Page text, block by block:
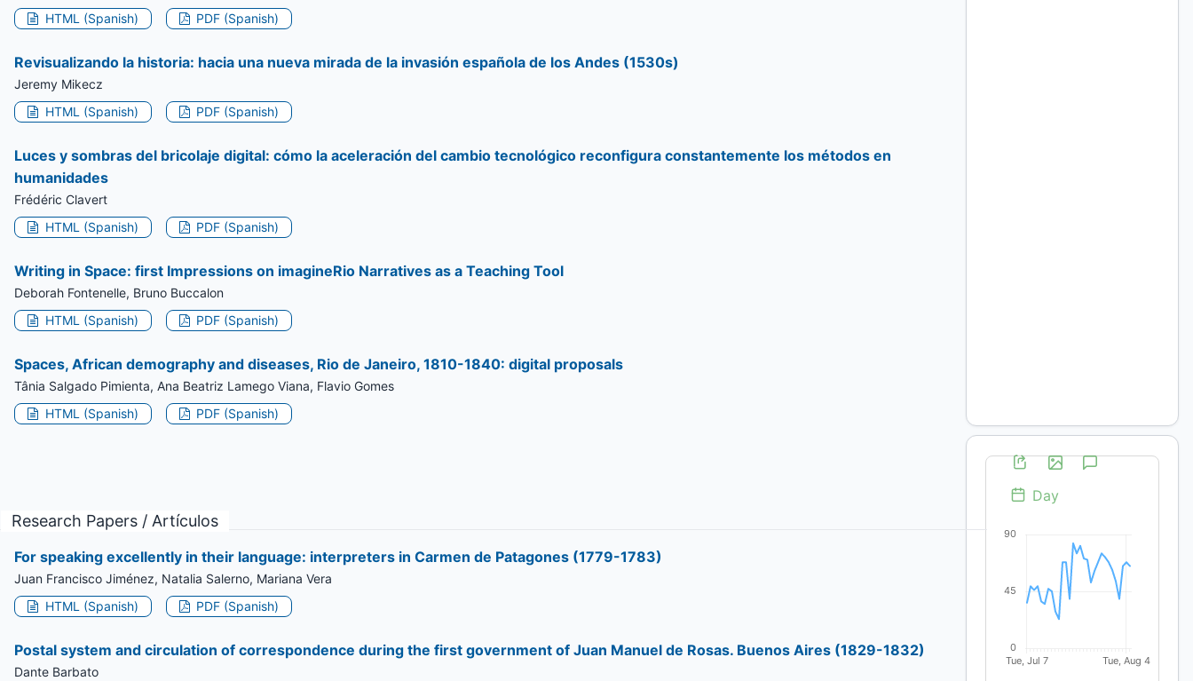
HTML (Spanish)
PDF (Spanish)
Revisualizando la historia: hacia una nueva mirada de la invasión española de los Andes (1530s)
Jeremy Mikecz
HTML (Spanish)
PDF (Spanish)
Luces y sombras del bricolaje digital: cómo la aceleración del cambio tecnológico reconfigura constantemente los métodos en
humanidades
Frédéric Clavert
HTML (Spanish)
PDF (Spanish)
Writing in Space: first Impressions on imagineRio Narratives as a Teaching Tool
Deborah Fontenelle, Bruno Buccalon
HTML (Spanish)
PDF (Spanish)
Spaces, African demography and diseases, Rio de Janeiro, 1810-1840: digital proposals
Tânia Salgado Pimienta, Ana Beatriz Lamego Viana, Flavio Gomes
HTML (Spanish)
PDF (Spanish)
Research Papers / Artículos
For speaking excellently in their language: interpreters in Carmen de Patagones (1779-1783)
Juan Francisco Jiménez, Natalia Salerno, Mariana Vera
HTML (Spanish)
PDF (Spanish)
Postal system and circulation of correspondence during the first government of Juan Manuel de Rosas. Buenos Aires (1829-1832)
Dante Barbato